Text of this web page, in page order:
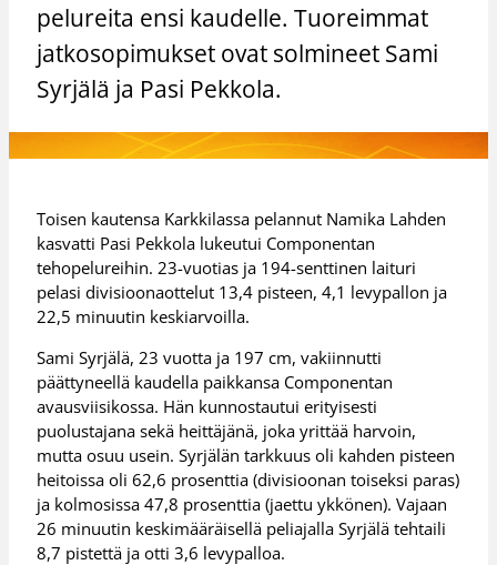
pelureita ensi kaudelle. Tuoreimmat
jatkosopimukset ovat solmineet Sami
Syrjälä ja Pasi Pekkola.
Toisen kautensa Karkkilassa pelannut Namika Lahden
kasvatti Pasi Pekkola lukeutui Componentan
tehopelureihin. 23-vuotias ja 194-senttinen laituri
pelasi divisioonaottelut 13,4 pisteen, 4,1 levypallon ja
22,5 minuutin keskiarvoilla.
Sami Syrjälä, 23 vuotta ja 197 cm, vakiinnutti
päättyneellä kaudella paikkansa Componentan
avausviisikossa. Hän kunnostautui erityisesti
puolustajana sekä heittäjänä, joka yrittää harvoin,
mutta osuu usein. Syrjälän tarkkuus oli kahden pisteen
heitoissa oli 62,6 prosenttia (divisioonan toiseksi paras)
ja kolmosissa 47,8 prosenttia (jaettu ykkönen). Vajaan
26 minuutin keskimääräisellä peliajalla Syrjälä tehtaili
8,7 pistettä ja otti 3,6 levypalloa.